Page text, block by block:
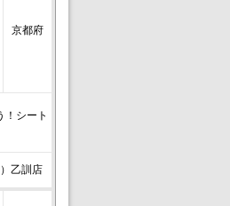
京都府
！シート
乙訓店